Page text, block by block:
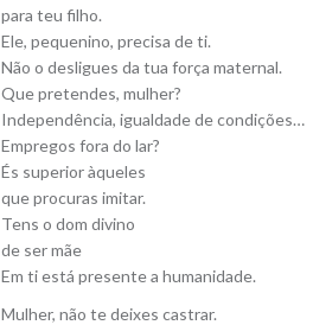
para teu filho.
Ele, pequenino, precisa de ti.
Não o desligues da tua força maternal.
Que pretendes, mulher?
Independência, igualdade de condições…
Empregos fora do lar?
És superior àqueles
que procuras imitar.
Tens o dom divino
de ser mãe
Em ti está presente a humanidade.
Mulher, não te deixes castrar.